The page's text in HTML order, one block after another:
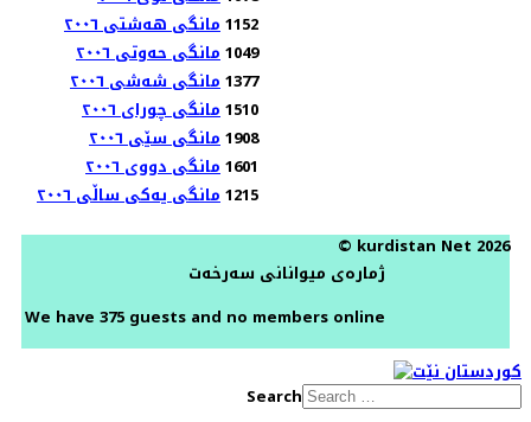
مانگی هەشتی ٢٠٠٦1152
مانگی حەوتی ٢٠٠٦1049
مانگی شەشی ٢٠٠٦1377
مانگی چورای ٢٠٠٦1510
مانگی سێی ٢٠٠٦1908
مانگی دووی ٢٠٠٦1601
مانگی یەکی ساڵی ٢٠٠٦1215
© kurdistan Net 2026
ژمارەی میوانانی سەرخەت
We have 375 guests and no members online
Search